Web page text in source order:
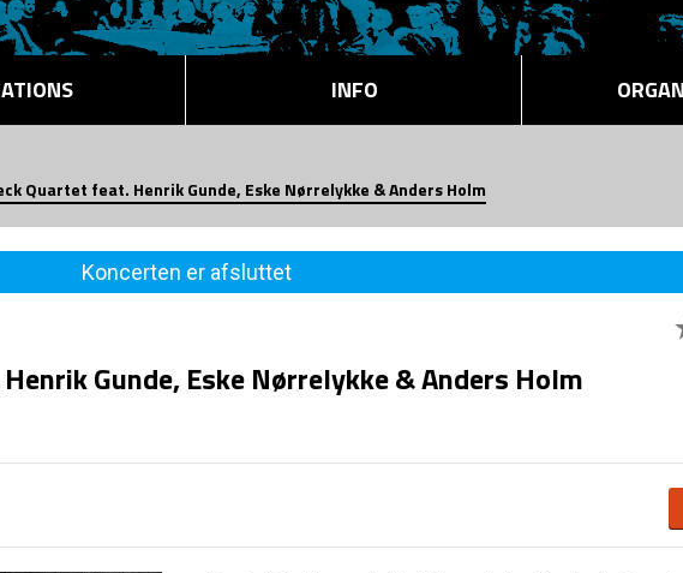
INFO
Quartet feat. Henrik Gunde, Eske Nørrelykke & Anders Holm
Koncerten er afsluttet
Gunde, Eske Nørrelykke & Anders Holm